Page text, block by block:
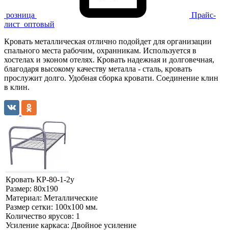
розница
Прайс-
лист оптовый
Кровать металлическая отлично подойдет для организации
спального места рабочим, охранникам. Используется в
хостелах и эконом отелях. Кровать надежная и долговечная,
благодаря высокому качеству металла - сталь, кровать
прослужит долго. Удобная сборка кровати. Соединение клин
в клин.
Кровать КР-80-1-2у
Размер: 80х190
Материал: Металлические
Размер сетки: 100х100 мм.
Количество ярусов: 1
Усиление каркаса: Двойное усиление